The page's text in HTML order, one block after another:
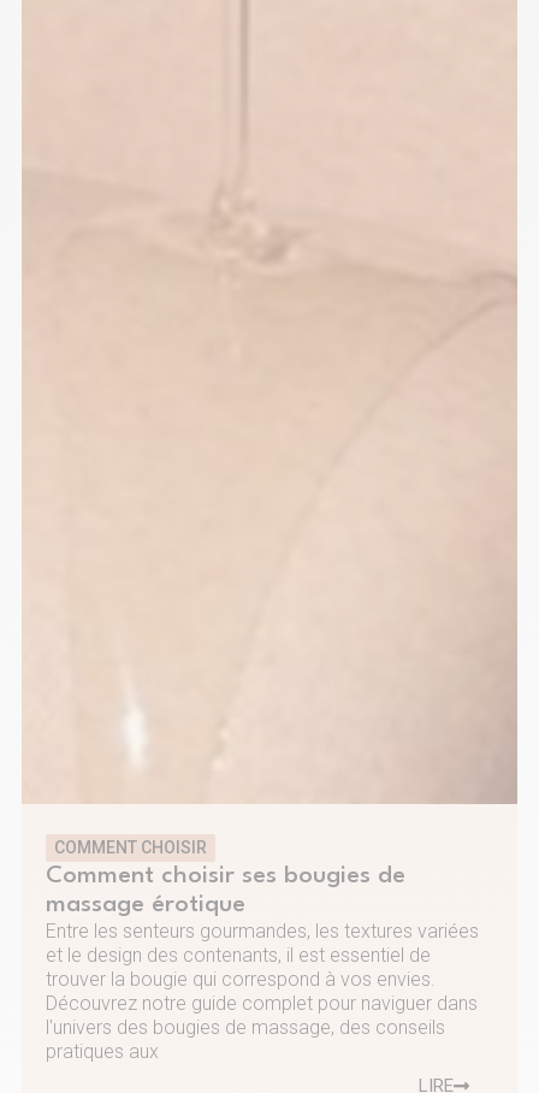
COMMENT CHOISIR
Comment choisir ses bougies de
massage érotique
Entre les senteurs gourmandes, les textures variées
et le design des contenants, il est essentiel de
trouver la bougie qui correspond à vos envies.
Découvrez notre guide complet pour naviguer dans
l'univers des bougies de massage, des conseils
pratiques aux
LIRE